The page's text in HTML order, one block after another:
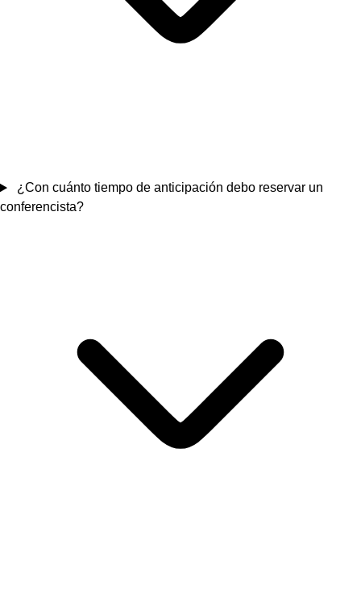
¿Con cuánto tiempo de anticipación debo reservar un
conferencista?